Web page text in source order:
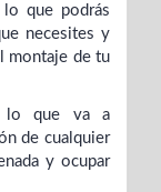
que podrás
necesites y
montaje de tu
lo que va a
de cualquier
y ocupar